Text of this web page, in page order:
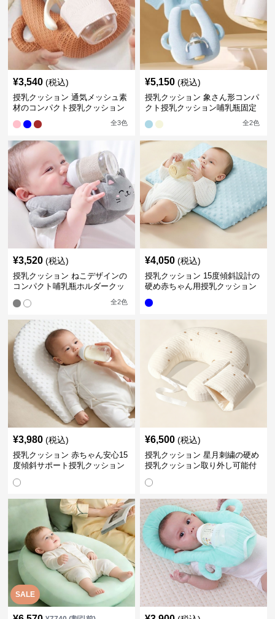
¥3,540 (税込)
授乳クッション 通気メッシュ素
材のコンパクト授乳クッション
全3色
¥5,150 (税込)
授乳クッション 象さん形コンパ
クト授乳クッション哺乳瓶固定
全2色
¥3,520 (税込)
授乳クッション ねこデザインの
コンパクト哺乳瓶ホルダークッ
全2色
¥4,050 (税込)
授乳クッション 15度傾斜設計の
硬め赤ちゃん用授乳クッション
¥3,980 (税込)
授乳クッション 赤ちゃん安心15
度傾斜サポート授乳クッション
¥6,500 (税込)
授乳クッション 星月刺繍の硬め
授乳クッション取り外し可能付
SALE